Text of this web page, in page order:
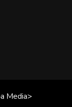
Media>